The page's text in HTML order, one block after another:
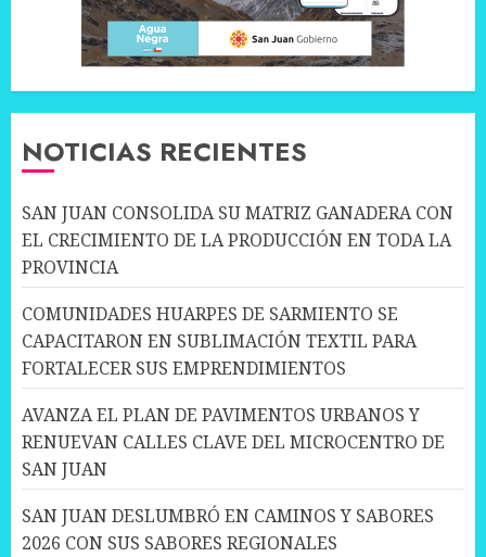
NOTICIAS RECIENTES
SAN JUAN CONSOLIDA SU MATRIZ GANADERA CON
EL CRECIMIENTO DE LA PRODUCCIÓN EN TODA LA
PROVINCIA
COMUNIDADES HUARPES DE SARMIENTO SE
CAPACITARON EN SUBLIMACIÓN TEXTIL PARA
FORTALECER SUS EMPRENDIMIENTOS
AVANZA EL PLAN DE PAVIMENTOS URBANOS Y
RENUEVAN CALLES CLAVE DEL MICROCENTRO DE
SAN JUAN
SAN JUAN DESLUMBRÓ EN CAMINOS Y SABORES
2026 CON SUS SABORES REGIONALES